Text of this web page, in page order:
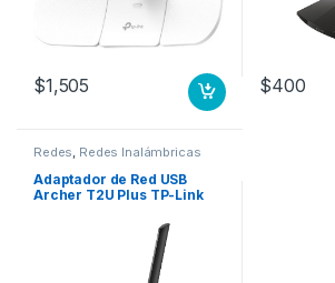
$1,505 $400
Redes Redes Inalámbricas
Adaptador de Red USB
Archer T2U Plus TP-Link
600Mbit/s, 2.4/5GHz USB
ADAPTER 433MBPS AT